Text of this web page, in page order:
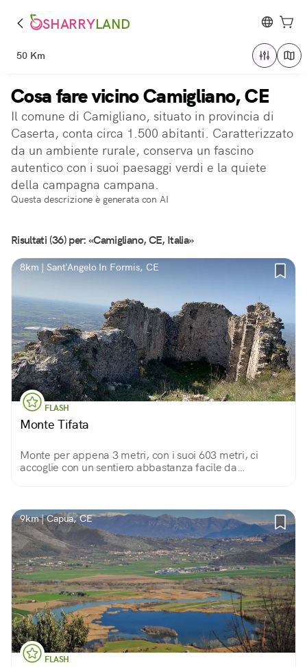
SHARRYLAND
50 Km
Cosa fare vicino Camigliano, CE
Il comune di Camigliano, situato in provincia di
Caserta, conta circa 1.500 abitanti. Caratterizzato
da un ambiente rurale, conserva un fascino
autentico con i suoi paesaggi verdi e la quiete
della campagna campana.
Questa descrizione è generata con AI
Risultati (36) per: «Camigliano, CE, Italia»
8km | Sant'Angelo In Formis, CE
FLASH
Monte Tifata
Monte per appena 3 metri, con i suoi 603 metri, ci
accoglie con un sentiero abbastanza facile da
9km | Capua, CE
FLASH